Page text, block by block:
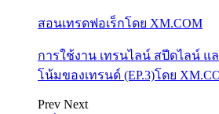
สอนเทรดฟอเร็กโดย XM.COM
การใช้งาน เทรนไลน์ สปีดไลน์ แ
โน้มของเทรนด์ (EP.3)โดย
Prev Next